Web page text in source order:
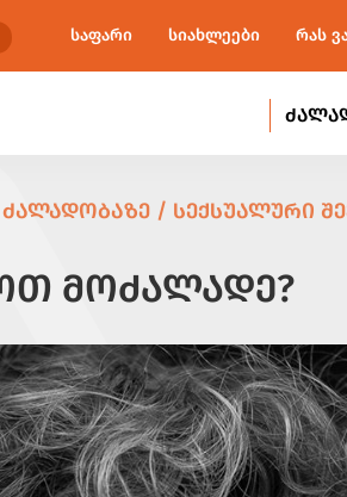
საფარი სიახლეები რას
/ ᲡᲔᲥᲡᲣᲐᲚᲣᲠᲘ
ᲛᲝᲫᲐᲚᲐᲓᲔ?